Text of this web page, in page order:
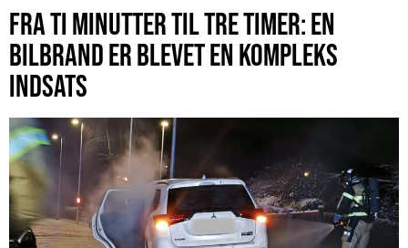
FRA TI MINUTTER TIL TRE TIMER: EN
BILBRAND ER BLEVET EN KOMPLEKS
INDSATS